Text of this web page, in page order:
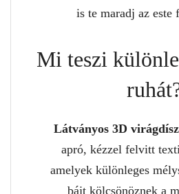
is te maradj az este
Mi teszi
Látványos 3D
apró, kézzel felvitt
amelyek különleges
bájt kölcsönöznek a